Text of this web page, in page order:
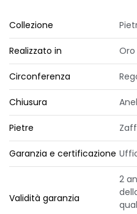
Collezione
Realizzato in Oro
Circonferenza
Chiusura
Pietre
Garanzia e certificazione
Validità garanzia
2